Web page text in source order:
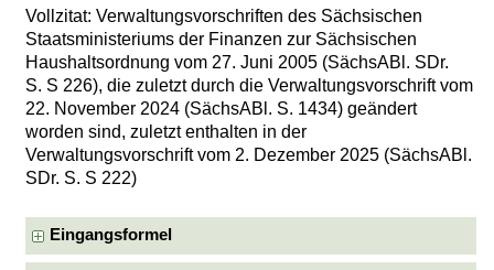
Vollzitat: Verwaltungsvorschriften des Sächsischen
Staatsministeriums der Finanzen zur Sächsischen
Haushaltsordnung vom 27. Juni 2005 (SächsABl. SDr.
S. S 226), die zuletzt durch die Verwaltungsvorschrift vom
22. November 2024 (SächsABl. S. 1434) geändert
worden sind, zuletzt enthalten in der
Verwaltungsvorschrift vom 2. Dezember 2025 (SächsABl.
SDr. S. S 222)
Eingangsformel